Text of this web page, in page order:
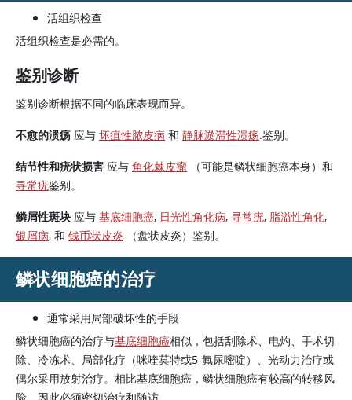
活组织检查
活组织检查是必需的。
鉴别诊断
鉴别诊断根据不同的临床表现而异。
不愈的溃疡 应与 坏疽性脓皮病 和 静脉淤滞性溃疡.鉴别。
结节性和疣状损害 应与 角化棘皮瘤 （可能是鳞状细胞癌本身）和
寻常疣鉴别。
鳞屑性斑块 应与 基底细胞癌, 日光性角化病, 寻常疣, 脂溢性角化,
银屑病, 和 钱币状皮炎 （盘状皮炎）鉴别。
鳞状细胞癌的治疗
通常采用局部破坏性的手段
鳞状细胞癌的治疗与基底细胞癌相似，包括刮除术、电灼、手术切
除、冷冻术、局部化疗（咪喹莫特或5-氟尿嘧啶）、光动力治疗或
偶尔采用放射治疗。相比基底细胞癌，鳞状细胞癌有较高的转移风